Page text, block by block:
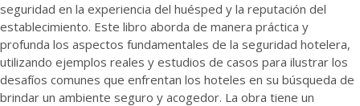
seguridad en la experiencia del huésped y la reputación del
establecimiento. Este libro aborda de manera práctica y
profunda los aspectos fundamentales de la seguridad hotelera,
utilizando ejemplos reales y estudios de casos para ilustrar los
desafíos comunes que enfrentan los hoteles en su búsqueda de
brindar un ambiente seguro y acogedor. La obra tiene un